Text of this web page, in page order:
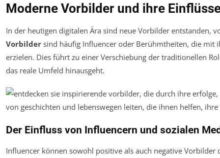
Moderne Vorbilder und ihre
In der heutigen digitalen Ära sind neue Vorbilder entstanden,
Vorbilder sind häufig Influencer oder Berühmtheiten, die mit
erzielen. Dies führt zu einer Verschiebung der traditionellen
das reale Umfeld hinausgeht.
Der Einfluss von Influencern und sozialen
Influencer können sowohl positive als auch negative Vorbilder